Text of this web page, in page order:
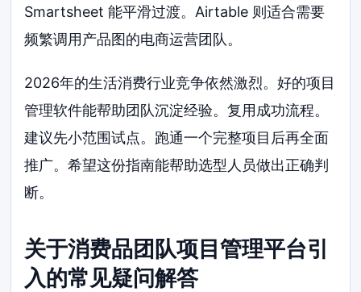
Smartsheet 能平滑过渡。Airtable 则适合需要
频繁调用产品图的电商运营团队。
2026年的生活消费行业竞争依然激烈。好的项目
管理软件能帮助团队沉淀经验。复用成功流程。
建议先小范围试点。跑通一个完整项目后再全面
推广。希望这份指南能帮助选型人员做出正确判
断。
关于消费品团队项目管理平台引
入的常见疑问解答